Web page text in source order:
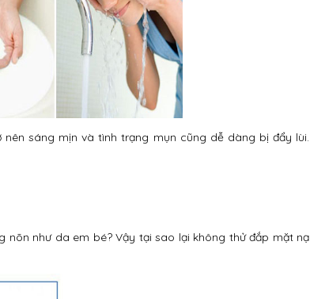
sáng mịn và tình trạng mụn cũng dễ dàng bị đẩy lùi.
như da em bé? Vậy tại sao lại không thử đắp mặt nạ